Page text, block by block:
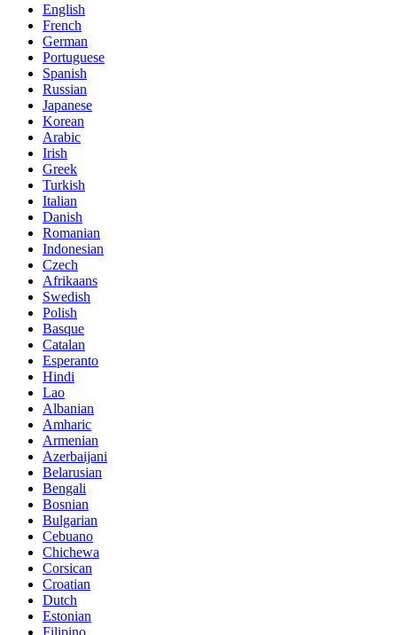
English
French
German
Portuguese
Spanish
Russian
Japanese
Korean
Arabic
Irish
Greek
Turkish
Italian
Danish
Romanian
Indonesian
Czech
Afrikaans
Swedish
Polish
Basque
Catalan
Esperanto
Hindi
Lao
Albanian
Amharic
Armenian
Azerbaijani
Belarusian
Bengali
Bosnian
Bulgarian
Cebuano
Chichewa
Corsican
Croatian
Dutch
Estonian
Filipino